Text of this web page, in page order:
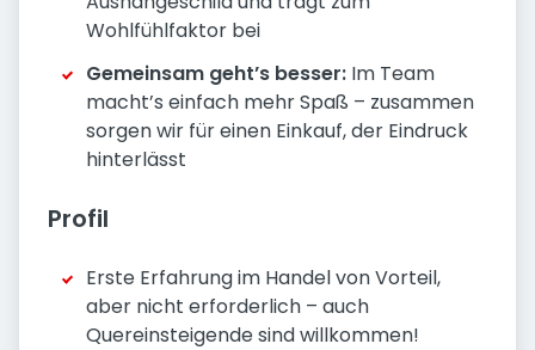
Wohlfühlfaktor bei
Gemeinsam geht’s besser: Im Team
macht’s einfach mehr Spaß – zusammen
sorgen wir für einen Einkauf, der Eindruck
hinterlässt
Profil
Erste Erfahrung im Handel von Vorteil,
aber nicht erforderlich – auch
Quereinsteigende sind willkommen!